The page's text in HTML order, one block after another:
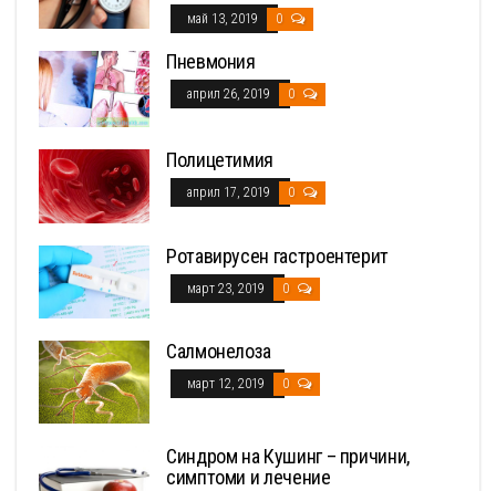
май 13, 2019 0
Пневмония
април 26, 2019 0
Полицетимия
април 17, 2019 0
Ротавирусен гастроентерит
март 23, 2019 0
Салмонелоза
март 12, 2019 0
Синдром на Кушинг – причини,
симптоми и лечение